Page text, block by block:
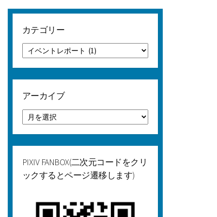
カテゴリー
テ
ゴ
リ
アーカイブ
ー
カ
イ
PIXIV FANBOX(二次元コードをクリ
ックするとページ遷移します)